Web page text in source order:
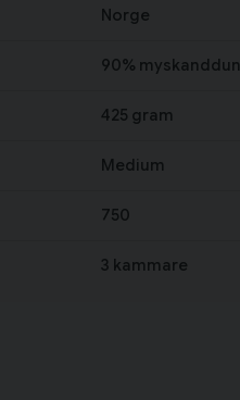
Norge
90% myskanddun
425 gram
Medium
750
3 kammare